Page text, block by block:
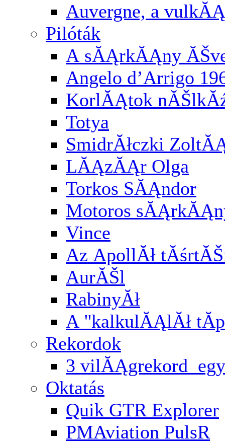
Auvergne, a
Pilóták
A sĂĄrkĂĄny
Angelo d’Arrigo
KorlĂĄtok
Totya
SmidrĂłczki
LĂĄzĂĄr Olga
Torkos SĂĄndor
Motoros
Vince
Az ApollĂł
AurĂŠl
RabinyĂł
A ''kalkulĂĄlĂł
Rekordok
3 vilĂĄgrekord
Oktatás
Quik GTR Explorer
PMAviation PulsR